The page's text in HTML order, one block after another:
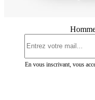
En vous inscrivant, vous